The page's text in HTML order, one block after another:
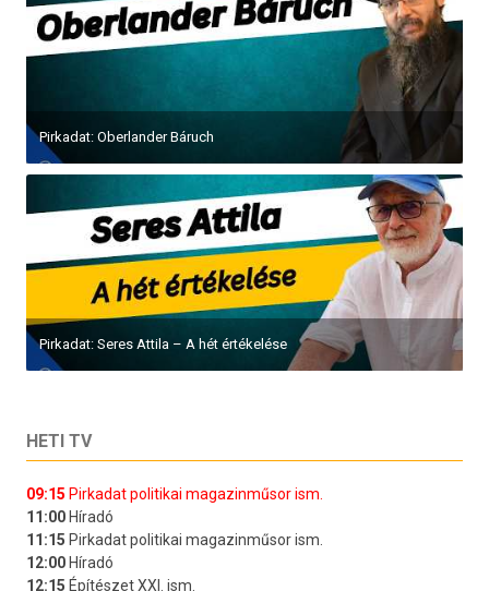
Pirkadat: Oberlander Báruch
Pirkadat: Seres Attila – A hét értékelése
HETI TV